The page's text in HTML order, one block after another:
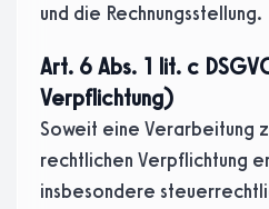
und die Rechnungsstellung.
Art. 6 Abs. 1 lit. c
Verpflichtung)
Soweit eine Verarbeitung
rechtlichen Verpflichtung
insbesondere